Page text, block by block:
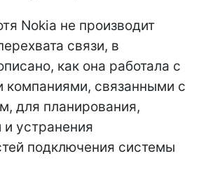
Nokia не производит
связи, в
как она работала с
компаниями, связанными с
для планирования,
и устранения
подключения системы